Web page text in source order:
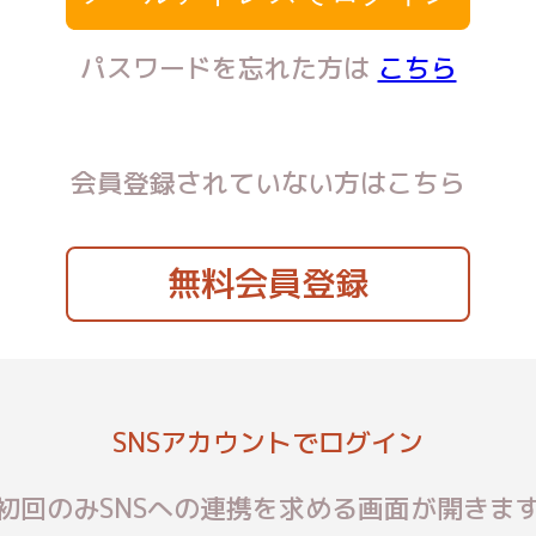
パスワードを忘れた方は こちら
会員登録されていない方はこちら
無料会員登録
SNSアカウントでログイン
回のみSNSへの連携を求める画面が開きま